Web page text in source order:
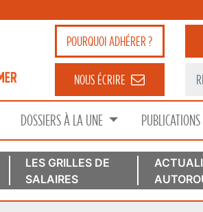
POURQUOIADHÉRER ?
NOUS ÉCRIRE
DOSSIERS À LA UNE PUBLICATIONS
LES GRILLES DE
SALAIRES